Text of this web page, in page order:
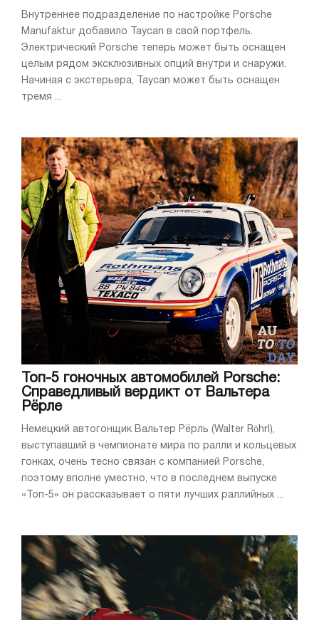
Внутреннее подразделение по настройке Porsche
Manufaktur добавило Taycan в свой портфель.
Электрический Porsche теперь может быть оснащен
целым рядом эксклюзивных опций внутри и снаружи.
Начиная с экстерьера, Taycan может быть оснащен
тремя ...
Топ-5 гоночных автомобилей Porsche:
Справедливый вердикт от Вальтера
Рёрле
Немецкий автогонщик Вальтер Рёрль (Walter Röhrl),
выступавший в чемпионате мира по ралли и кольцевых
гонках, очень тесно связан с компанией Porsche,
поэтому вполне уместно, что в последнем выпуске
«Топ-5» он рассказывает о пяти лучших раллийных ...